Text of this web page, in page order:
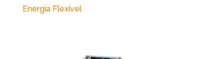
Energia Flexível